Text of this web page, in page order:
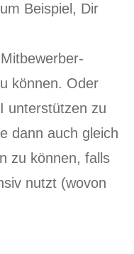
Beispiel, Dir
können. Oder
unterstützen zu
dann auch gleich
zu können, falls
nutzt (wovon